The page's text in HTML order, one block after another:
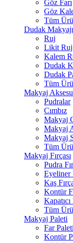
Göz Farı
Göz
Tüm
Dudak Makyajı
Ruj
Likit Ruj
Kalem
Dudak
Dudak
Tüm
Makyaj
Pudralar
Cımbız
Makyaj
Makyaj
Makyaj
Tüm
Makyaj Fırçası
Pudra
Eyeliner
Kaş
Kontür
Kapatıcı
Tüm
Makyaj Paleti
Far Paleti
Kontür